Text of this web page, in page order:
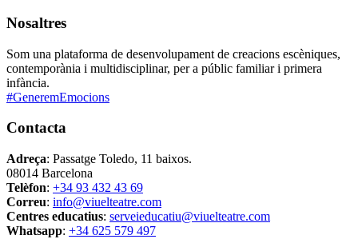
Nosaltres
Som una plataforma de desenvolupament de creacions escèniques,
contemporània i multidisciplinar, per a públic familiar i primera
infància.
#GeneremEmocions
Contacta
Adreça: Passatge Toledo, 11 baixos.
08014 Barcelona
Telèfon: +34 93 432 43 69
Correu: info@viuelteatre.com
Centres educatius: serveieducatiu@viuelteatre.com
Whatsapp: +34 625 579 497